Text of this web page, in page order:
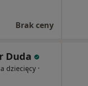
Brak ceny
Duda
dziecięcy ·